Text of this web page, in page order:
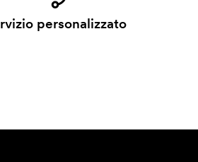
personalizzato